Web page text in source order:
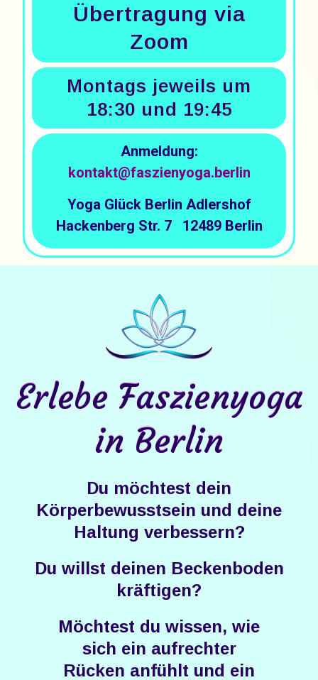
Übertragung via
Zoom
Montags jeweils um
18:30 und 19:45
Anmeldung:
kontakt@faszienyoga.berlin
Yoga Glück Berlin Adlershof
Hackenberg Str. 7 12489 Berlin
Erlebe Faszienyoga
in Berlin
Du möchtest dein
Körperbewusstsein und deine
Haltung verbessern?
Du willst deinen Beckenboden
kräftigen?
​Möchtest du wissen, wie
sich ein aufrechter
Rücken ​anfühlt und ein